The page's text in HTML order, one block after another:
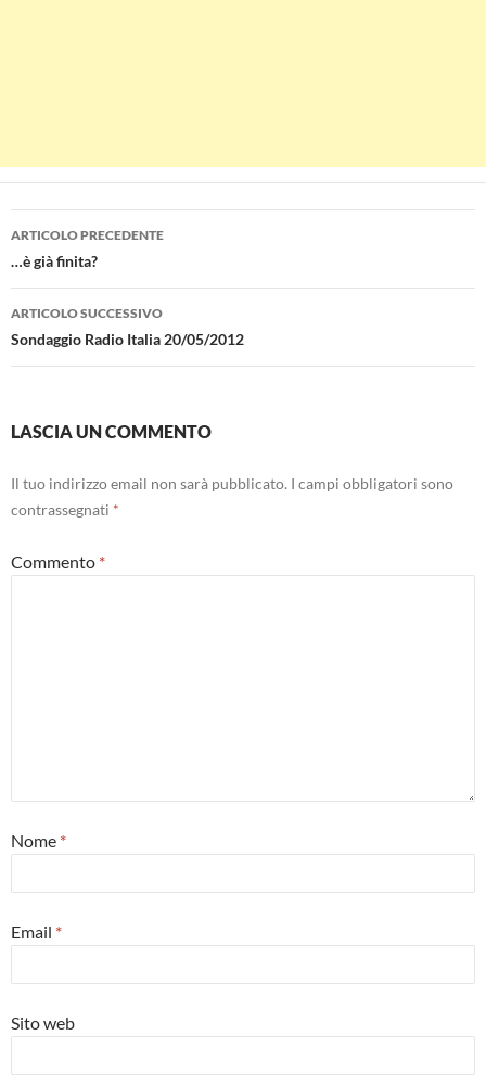
Navigazione
articolo
ARTICOLO PRECEDENTE
…è già finita?
ARTICOLO SUCCESSIVO
Sondaggio Radio Italia 20/05/2012
LASCIA UN COMMENTO
Il tuo indirizzo email non sarà pubblicato. I campi obbligatori sono
contrassegnati *
Commento *
Nome *
Email *
Sito web